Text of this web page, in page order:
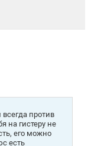
против
на гистеру не
его можно
есть